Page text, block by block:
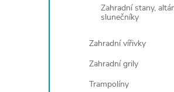
Zahradní stany,
slunečníky
Zahradní vířivky
Zahradní grily
Trampolíny